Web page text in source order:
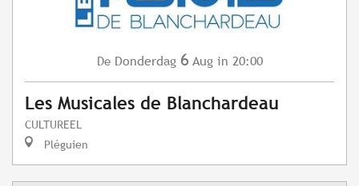
De Donderdag 6 Aug in 20:00
Les Musicales de Blanchardeau
CULTUREEL
Pléguien